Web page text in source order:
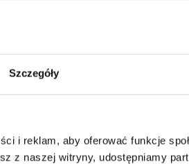
Szczegóły
i reklam, aby oferować funkcje
z naszej witryny, udostępniamy